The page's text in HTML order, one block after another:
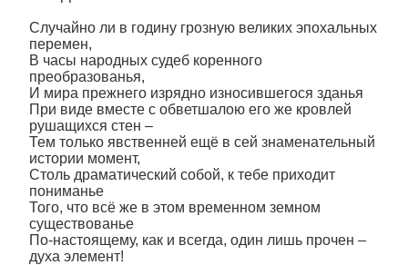
Случайно ли в годину грозную великих эпохальных
перемен,
В часы народных судеб коренного
преобразованья,
И мира прежнего изрядно износившегося зданья
При виде вместе с обветшалою его же кровлей
рушащихся стен –
Тем только явственней ещё в сей знаменательный
истории момент,
Столь драматический собой, к тебе приходит
пониманье
Того, что всё же в этом временном земном
существованье
По-настоящему, как и всегда, один лишь прочен –
духа элемент!